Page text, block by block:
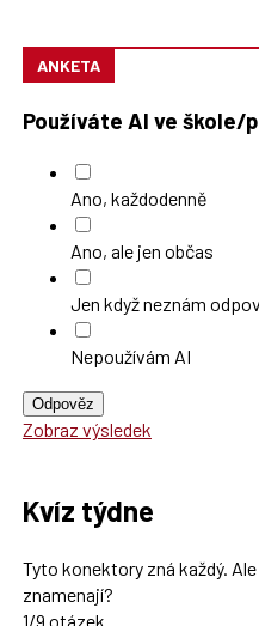
ANKETA
Používáte AI ve škole/
Ano, každodenně
Ano, ale jen občas
Jen když neznám
Nepoužívám AI
Odpověz
Zobraz výsledek
Kvíz týdne
Tyto konektory zná každý.
znamenají?
1/9 otázek